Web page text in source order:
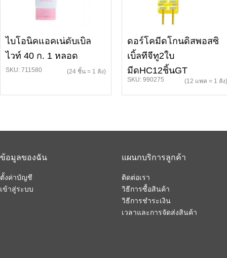
ไบโอนิคแอคเน่ดับเบิล
ไวท์ 40 ก. 1 หลอด
SKU: 711580 (24 ชิ้น = 1 ลัง)
ดอร์โคมีดโกนดิสพอสซิ
เบิ้ลทีจีทู2ใบ
มีดHC12ชิ้นGT
SKU: 990275 (12 แพค = 1 ลัง)
ข้อมูลของฉัน
ตั้งค่าบัญชี
เข้าสู่ระบบ
แผนกบริการลูกค้า
ติดต่อเรา
วิธีการซื้อสินค้า
วิธีการชำระเงิน
เวลาและการจัดส่งสินค้า